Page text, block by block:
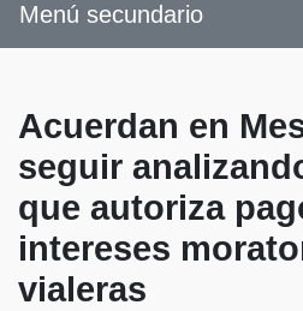
Menú secundario
Acuerdan en
seguir
que autoriza
intereses
vialeras